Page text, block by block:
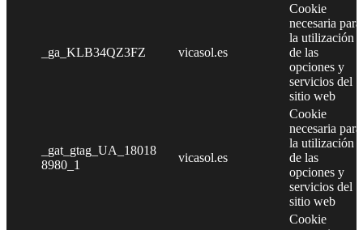
_ga_KLB34QZ3FZ vicasol.es
Cookie
necesaria para
la utilización
de las
opciones y
servicios del
sitio web
_gat_gtag_UA_18018
8980_1
vicasol.es
Cookie
necesaria para
la utilización
de las
opciones y
servicios del
sitio web
Cookie